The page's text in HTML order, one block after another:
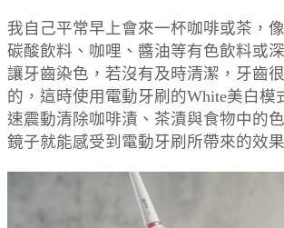
我自己平常早上會來一杯咖啡或茶，
碳酸飲料、咖哩、醬油等有色飲料或
讓牙齒染色，若沒有及時清潔，牙齒
的，這時使用電動牙刷的White美白模
速震動清除咖啡漬、茶漬與食物中的
鏡子就能感受到電動牙刷所帶來的效果